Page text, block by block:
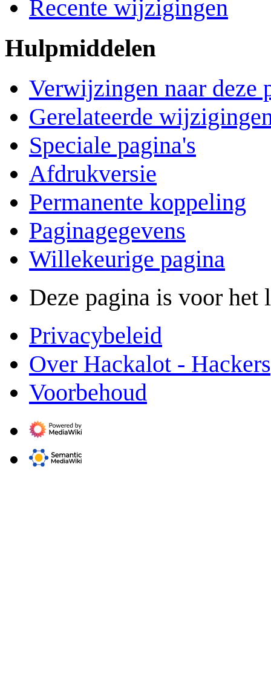
Recente wijzigingen
Hulpmiddelen
Verwijzingen naar deze
Gerelateerde
Speciale pagina's
Afdrukversie
Permanente koppeling
Paginagegevens
Willekeurige pagina
Deze pagina is voor het
Privacybeleid
Over Hackalot -
Voorbehoud